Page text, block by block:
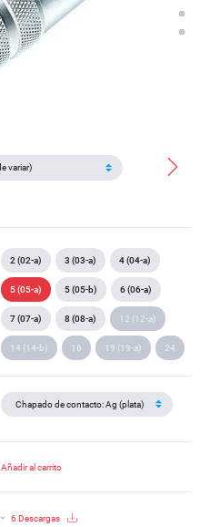
2 (02-a) 3 (03-a) 4 (04-a)
5 (05-a) 5 (05-b) 6 (06-a)
7 (07-a) 8 (08-a) 12 (12-a)
14 (14-b) 16 19 (19-a) 24
Añadir al carrito
6 Descargas